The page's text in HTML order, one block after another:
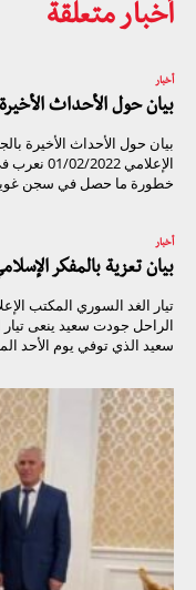
أخبار متعلقة
أخبار
بيان حول الأحداث
بيان حول الأحداث الأخيرة
الإعلامي
خطورة ما حصل في سجن
أخبار
بيان تعزية بالمفكر
الراحل جودت سعيد ينعى
سعيد الذي توفي يوم الأحد الموافق 30/